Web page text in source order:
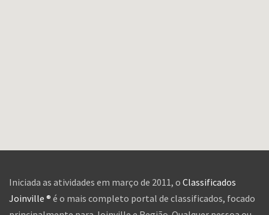
Iniciada as atividades em março de 2011, o Classificados
Joinville ® é o mais completo portal de classificados, focado